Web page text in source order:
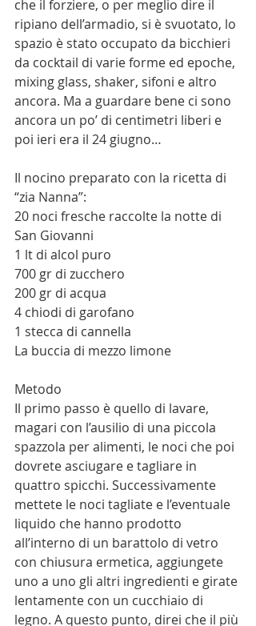
che il forziere, o per meglio dire il
ripiano dell’armadio, si è svuotato, lo
spazio è stato occupato da bicchieri
da cocktail di varie forme ed epoche,
mixing glass, shaker, sifoni e altro
ancora. Ma a guardare bene ci sono
ancora un po’ di centimetri liberi e
poi ieri era il 24 giugno…
Il nocino preparato con la ricetta di
“zia Nanna”:
20 noci fresche raccolte la notte di
San Giovanni
1 lt di alcol puro
700 gr di zucchero
200 gr di acqua
4 chiodi di garofano
1 stecca di cannella
La buccia di mezzo limone
Metodo
Il primo passo è quello di lavare,
magari con l’ausilio di una piccola
spazzola per alimenti, le noci che poi
dovrete asciugare e tagliare in
quattro spicchi. Successivamente
mettete le noci tagliate e l’eventuale
liquido che hanno prodotto
all’interno di un barattolo di vetro
con chiusura ermetica, aggiungete
uno a uno gli altri ingredienti e girate
lentamente con un cucchiaio di
legno. A questo punto, direi che il più